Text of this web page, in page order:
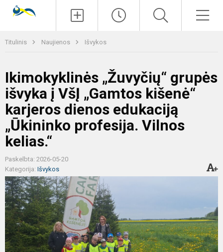
Titulinis Naujienos Išvykos
Ikimokyklinės „Žuvyčių“ grupės
išvyka į VšĮ „Gamtos kišenė“
karjeros dienos edukaciją
„Ūkininko profesija. Vilnos
kelias.“
Paskelbta: 2026-05-20
Kategorija: Išvykos